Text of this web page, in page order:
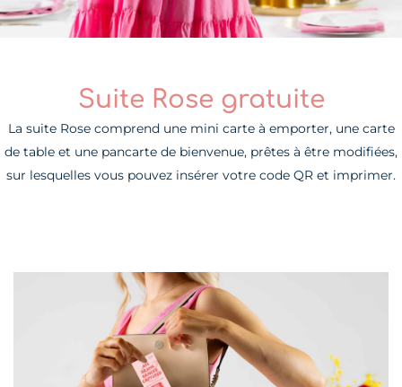
Suite Rose gratuite
La suite Rose comprend une mini carte à emporter, une carte
de table et une pancarte de bienvenue, prêtes à être modifiées,
sur lesquelles vous pouvez insérer votre code QR et imprimer.